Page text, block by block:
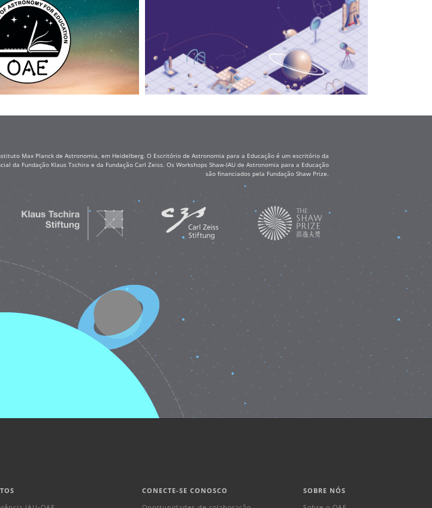
Max Planck de Astronomia, em Heidelberg. O Escritório de Astronomia para a Educação é um escritório da
da Fundação Klaus Tschira e da Fundação Carl Zeiss. Os Workshops Shaw-IAU de Astronomia para a Educação
são financiados pela Fundação Shaw Prize.
CONECTE-SE CONOSCO
SOBRE NÓS